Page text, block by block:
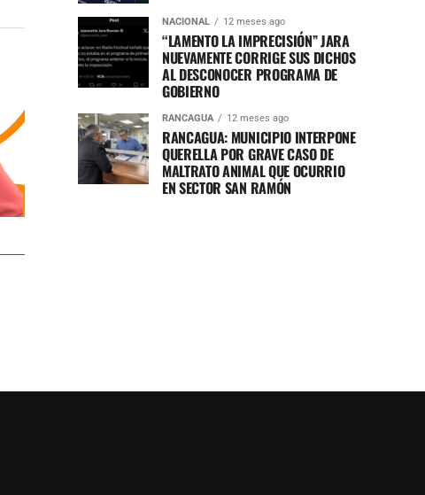
NACIONAL 12 meses ago
“LAMENTO LA IMPRECISIÓN” JARA
NUEVAMENTE CORRIGE SUS DICHOS
AL DESCONOCER PROGRAMA DE
GOBIERNO
RANCAGUA 12 meses ago
RANCAGUA: MUNICIPIO INTERPONE
QUERELLA POR GRAVE CASO DE
MALTRATO ANIMAL QUE OCURRIO
EN SECTOR SAN RAMÓN